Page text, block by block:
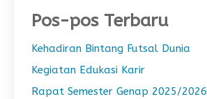
Pos-pos Terbaru
Kehadiran Bintang Futsal Dunia
Kegiatan Edukasi Karir
Rapat Semester Genap 2025/2026